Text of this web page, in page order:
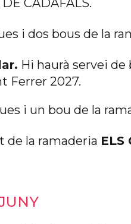
CADAFALS.
i dos bous de la
Hi haurà servei de
Ferrer 2027.
i un bou de la
de la ramaderia ELS